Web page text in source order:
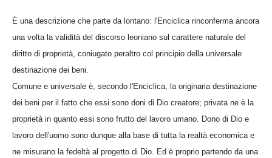
È una descrizione che parte da lontano: l'Enciclica rinconferma ancora
una volta la validità del discorso leoniano sul carattere naturale del
diritto di proprietà, coniugato peraltro col principio della universale
destinazione dei beni.
Comune e universale è, secondo l'Enciclica, la originaria destinazione
dei beni per il fatto che essi sono doni di Dio creatore; privata ne è la
proprietà in quanto essi sono frutto del lavoro umano. Dono di Dio e
lavoro dell'uomo sono dunque alla base di tutta la realtà economica e
ne misurano la fedeltà al progetto di Dio. Ed è proprio partendo da una